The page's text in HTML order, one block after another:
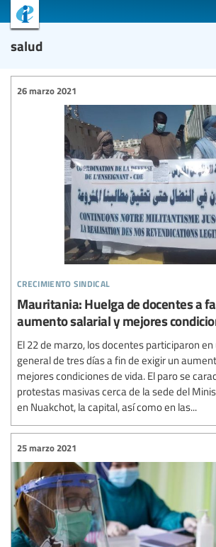
salud
crecimiento sindical
26 marzo 2021
Mauritania: Huelga de docentes a
aumento salarial y mejores
El 22 de marzo, los docentes participaron
general de tres días a fin de exigir un
mejores condiciones de vida. El paro se
protestas masivas cerca de la sede del
en Nuakchot, la capital, así como en las...
25 marzo 2021